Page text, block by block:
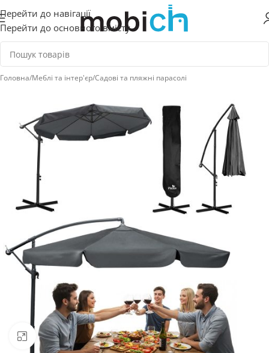
Перейти до навігації
Перейти до основного вмісту
Головна/Меблі та інтер'єр/Садові та пляжні парасолі
Натисніть, щоб збільшити